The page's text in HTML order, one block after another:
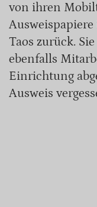
von ihren
Taos zurück.
ebenfalls
Einrichtung
Ausweis